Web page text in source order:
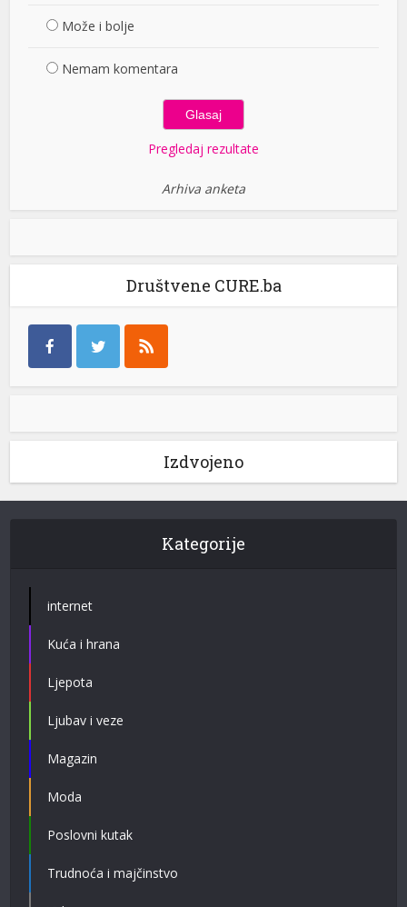
Može i bolje
Nemam komentara
Pregledaj rezultate
Arhiva anketa
Društvene CURE.ba
Izdvojeno
Kategorije
internet
Kuća i hrana
Ljepota
Ljubav i veze
Magazin
Moda
Poslovni kutak
Trudnoća i majčinstvo